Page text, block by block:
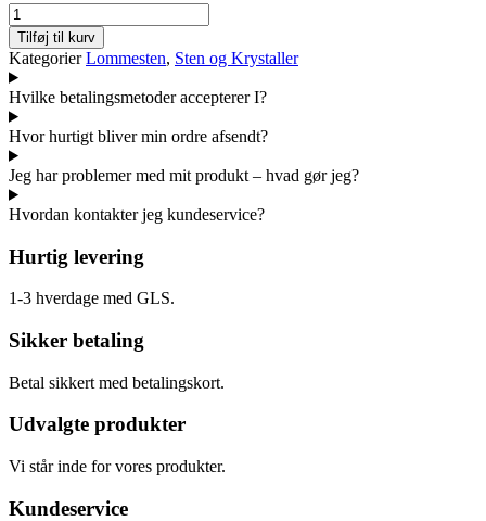
Labradorit
antal
Tilføj til kurv
Kategorier Lommesten, Sten og Krystaller
Hvilke betalingsmetoder accepterer I?
Hvor hurtigt bliver min ordre afsendt?
Jeg har problemer med mit produkt – hvad gør jeg?
Hvordan kontakter jeg kundeservice?
Hurtig levering
1-3 hverdage med GLS.
Sikker betaling
Betal sikkert med betalingskort.
Udvalgte produkter
Vi står inde for vores produkter.
Kundeservice